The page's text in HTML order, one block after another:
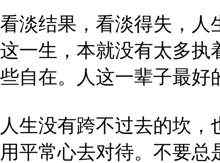
看淡结果，看淡得失，人
这一生，本就没有太多执
些自在。人这一辈子最好
人生没有跨不过去的坎
用平常心去对待。不要